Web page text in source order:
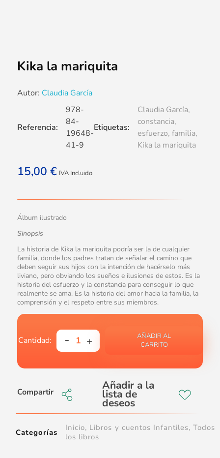
Kika la mariquita
Autor: Claudia García
15,00 € IVA Incluido
Álbum ilustrado
Sinopsis
La historia de Kika la mariquita podría ser la de cualquier
familia, donde los padres tratan de señalar el camino que
deben seguir sus hijos con la intención de hacérselo más
liviano, pero obviando los sueños e ilusiones de estos. Es la
historia del esfuerzo y la constancia para conseguir lo que
realmente se ama. Es la historia del amor hacia la familia, la
comprensión y el respeto entre sus miembros.
AÑADIR AL
CARRITO
Compartir
Referencia:
978-
84-
19648-
41-9
Categorías Inicio, Libros y cuentos Infantiles, Todos
los libros
Etiquetas:
Claudia García,
constancia,
esfuerzo, familia,
Kika la mariquita